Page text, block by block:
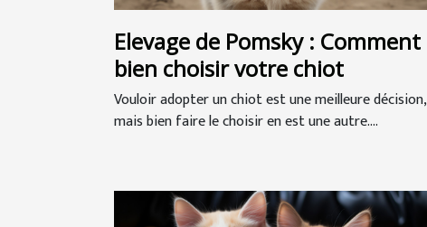
Elevage de Pomsky : Comment
bien choisir votre chiot
Vouloir adopter un chiot est une meilleure décision,
mais bien faire le choisir en est une autre....